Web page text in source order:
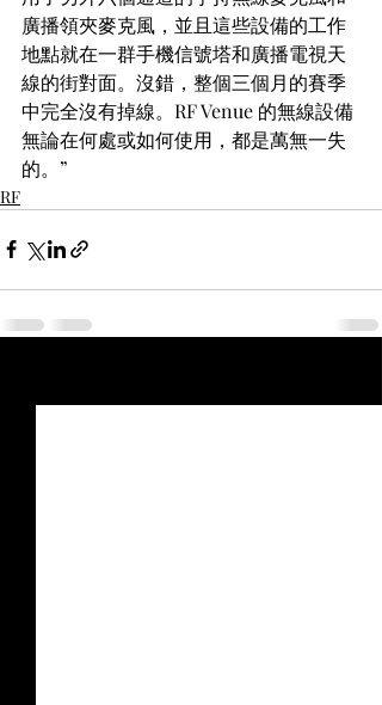
廣播領夾麥克風，並且這些設備的工作
地點就在一群手機信號塔和廣播電視天
線的街對面。沒錯，整個三個月的賽季
中完全沒有掉線。RF Venue 的無線設備
無論在何處或如何使用，都是萬無一失
的。”
RF